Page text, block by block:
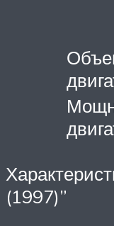
(1997)”